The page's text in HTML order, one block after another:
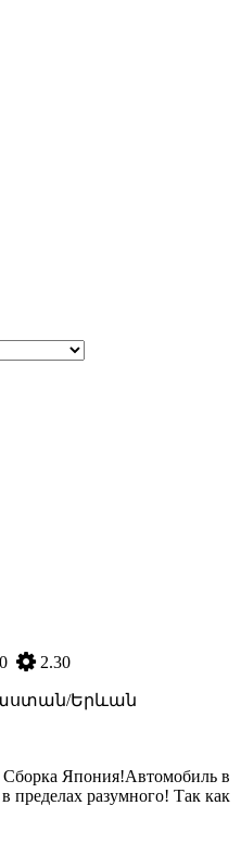
2.30
Երևան
Япония!Автомобиль в
пределах разумного! Так как